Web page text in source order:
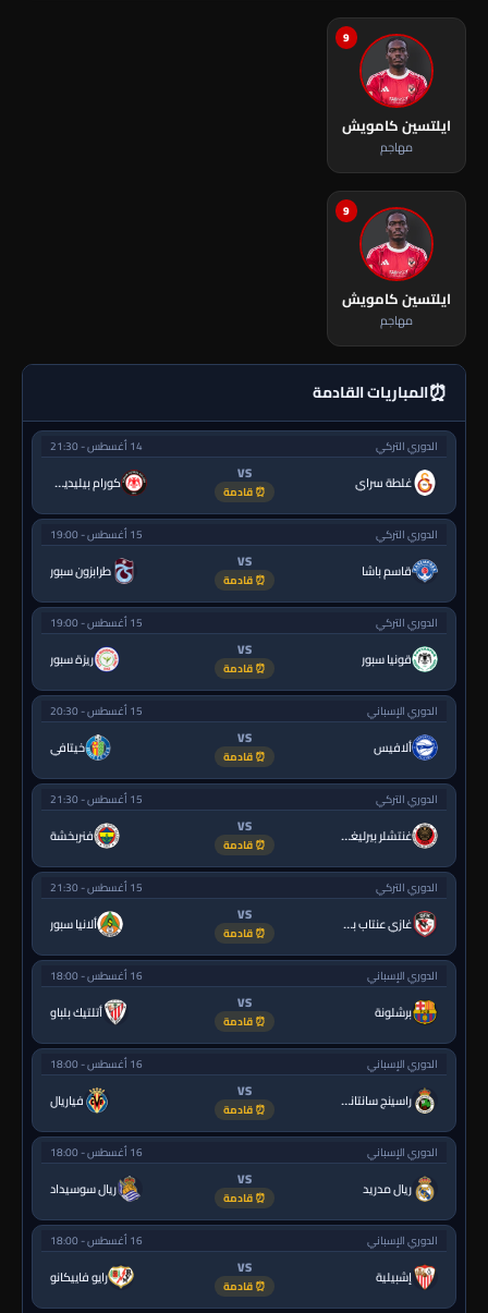
9
ايلتسين كامويش
مهاجم
9
ايلتسين كامويش
مهاجم
⏰المباريات القادمة
الدوري التركي 14 أغسطس - 21:30
غلطة سراي VS
⏰ قادمة كورام بيليديسبور
الدوري التركي 15 أغسطس - 19:00
قاسم باشا VS
⏰ قادمة طرابزون سبور
الدوري التركي 15 أغسطس - 19:00
قونيا سبور VS
⏰ قادمة ريزة سبور
الدوري الإسباني 15 أغسطس - 20:30
ألافيس VS
⏰ قادمة خيتافي
الدوري التركي 15 أغسطس - 21:30
غنتشلر بيرليغي VS
⏰ قادمة فنربخشة
الدوري التركي 15 أغسطس - 21:30
غازي عنتاب بي.بي.كي. VS
⏰ قادمة ألانيا سبور
الدوري الإسباني 16 أغسطس - 18:00
برشلونة VS
⏰ قادمة أتلتيك بلباو
الدوري الإسباني 16 أغسطس - 18:00
راسينج سانتاندير VS
⏰ قادمة فياريال
الدوري الإسباني 16 أغسطس - 18:00
ريال مدريد VS
⏰ قادمة ريال سوسيداد
الدوري الإسباني 16 أغسطس - 18:00
إشبيلية VS
⏰ قادمة رايو فاييكانو